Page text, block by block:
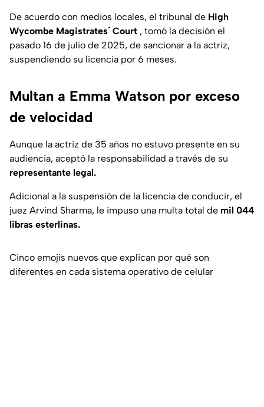
De acuerdo con medios locales, el tribunal de High
Wycombe Magistrates´ Court , tomó la decisión el
pasado 16 de julio de 2025, de sancionar a la actriz,
suspendiendo su licencia por 6 meses.
Multan a Emma Watson por exceso
de velocidad
Aunque la actriz de 35 años no estuvo presente en su
audiencia, aceptó la responsabilidad a través de su
representante legal.
Adicional a la suspensión de la licencia de conducir, el
juez Arvind Sharma, le impuso una multa total de mil 044
libras esterlinas.
Cinco emojis nuevos que explican por qué son
diferentes en cada sistema operativo de celular